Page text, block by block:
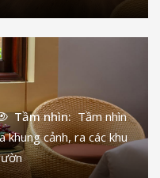
Tầm nhìn: Tầm nhìn
khung cảnh, ra các khu